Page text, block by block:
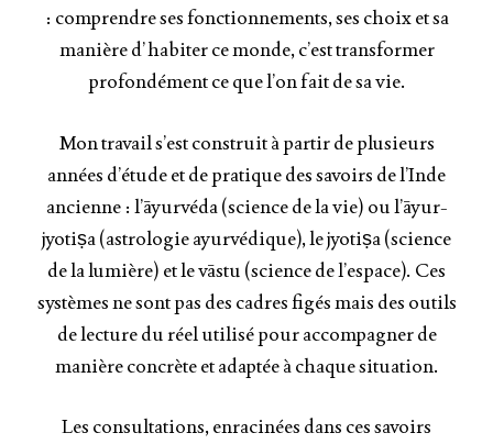
: comprendre ses fonctionnements, ses choix et sa
manière d’habiter ce monde, c’est transformer
profondément ce que l’on fait de sa vie.
Mon travail s’est construit à partir de plusieurs
années d’étude et de pratique des savoirs de l’Inde
ancienne : l’āyurvéda (science de la vie) ou l’āyur-
jyotiṣa (astrologie ayurvédique), le jyotiṣa (science
de la lumière) et le vāstu (science de l’espace). Ces
systèmes ne sont pas des cadres figés mais des outils
de lecture du réel utilisé pour accompagner de
manière concrète et adaptée à chaque situation.
Les consultations, enracinées dans ces savoirs